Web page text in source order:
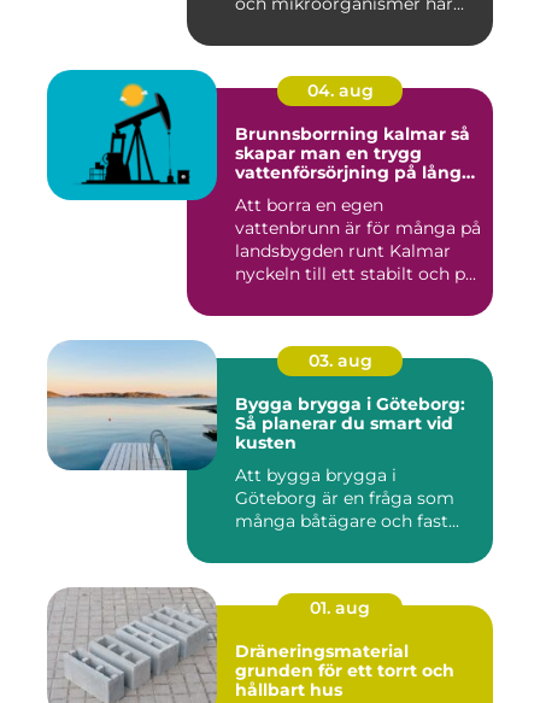
04. aug
Brunnsborrning kalmar så
skapar man en trygg
vattenförsörjning på lång
Att borra en egen
vattenbrunn är för många på
landsbygden runt Kalmar
nyckeln till ett stabilt och p...
03. aug
Bygga brygga i Göteborg:
Så planerar du smart vid
kusten
Att bygga brygga i
Göteborg är en fråga som
många båtägare och fast...
01. aug
Dräneringsmaterial
grunden för ett torrt och
hållbart hus